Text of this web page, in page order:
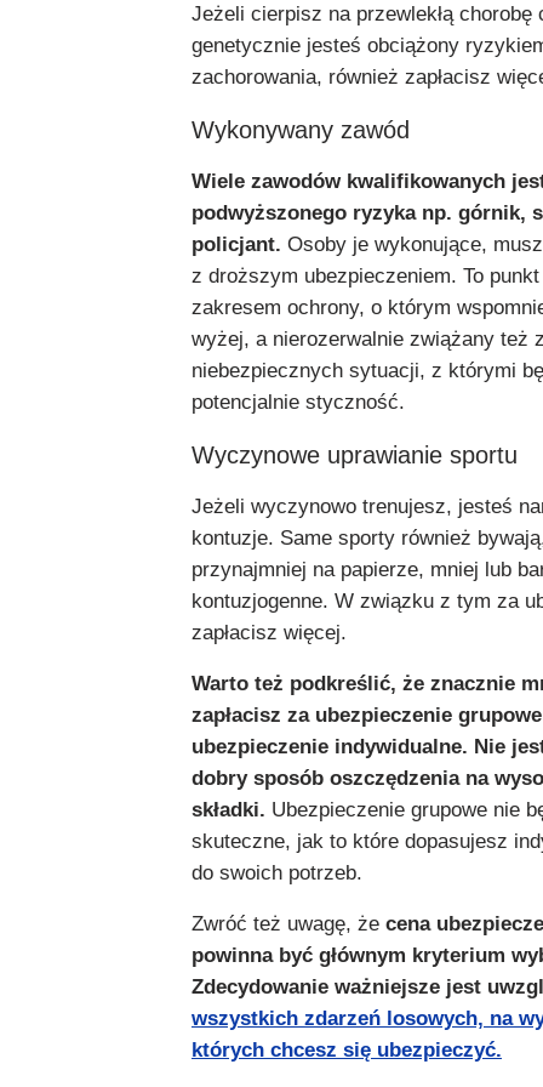
Jeżeli cierpisz na przewlekłą chorobę
genetycznie jesteś obciążony
zachorowania, również zapłacisz
Wykonywany zawód
Wiele zawodów kwalifikowanych
podwyższonego ryzyka np. górnik,
policjant. Osoby je wykonujące,
z droższym ubezpieczeniem. To
zakresem ochrony, o którym
wyżej, a nierozerwalnie zwiążany też
niebezpiecznych sytuacji, z którymi
potencjalnie styczność.
Wyczynowe uprawianie sportu
Jeżeli wyczynowo trenujesz, jesteś
kontuzje. Same sporty również
przynajmniej na papierze, mniej lub
kontuzjogenne. W związku z tym za
zapłacisz więcej.
Warto też podkreślić, że znacznie
zapłacisz za ubezpieczenie
ubezpieczenie indywidualne. Nie
dobry sposób oszczędzenia na
składki. Ubezpieczenie grupowe nie
skuteczne, jak to które dopasujesz
do swoich potrzeb.
Zwróć też uwagę, że cena
powinna być głównym kryterium
Zdecydowanie ważniejsze jest
wszystkich zdarzeń losowych, na
których chcesz się ubezpieczyć.